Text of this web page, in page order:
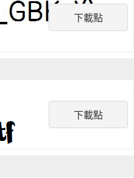
下載點
下載點